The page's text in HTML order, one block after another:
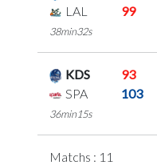
LAL
99
38min32s
KDS
93
SPA
103
36min15s
Matchs : 11